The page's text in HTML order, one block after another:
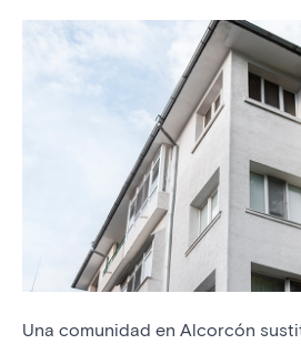
Una comunidad en Alcorcón